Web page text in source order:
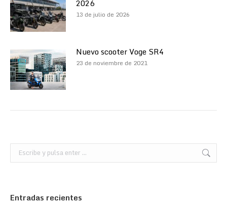
2026
13 de julio de 2026
Nuevo scooter Voge SR4
23 de noviembre de 2021
Buscar:
Entradas recientes